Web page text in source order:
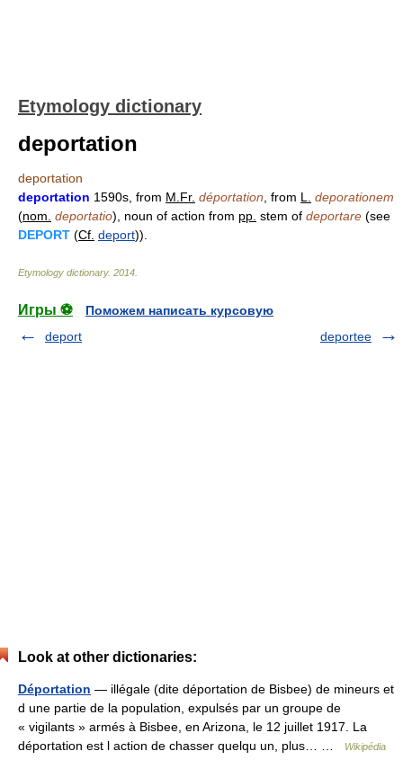
Etymology dictionary
deportation
deportation
deportation 1590s, from M.Fr. déportation , from L.
deporationem
(nom. deportatio), noun of action from pp. stem of deportare (see
DEPORT (Cf. deport)).
Etymology dictionary. 2014
Игры ⚽
Поможем написать курсовую
deport
deportee
Look at other dictionaries:
Déportation — illégale (dite déportation de Bisbee) de mineurs et
d une partie de la population, expulsés par un groupe de
« vigilants » armés à Bisbee, en Arizona, le 12 juillet 1917. La
déportation est l action de chasser quelqu un, plus… …
Wikipédia